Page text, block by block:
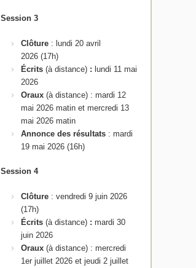
Session 3
Clôture: lundi 20 avril
2026 (17h)
Écrits (à distance): lundi 11 mai
2026
Oraux(à distance) : mardi 12
mai 2026 matin et mercredi 13
mai 2026 matin
Annonce des résultats: mardi
19 mai 2026 (16h)
Session 4
Clôture: vendredi 9 juin 2026
(17h)
Écrits (à distance): mardi 30
juin 2026
Oraux(à distance) : mercredi
1er juillet 2026 et jeudi 2 juillet